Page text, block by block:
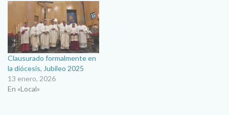
Clausurado formalmente en
la diócesis, Jubileo 2025
13 enero, 2026
En «Local»